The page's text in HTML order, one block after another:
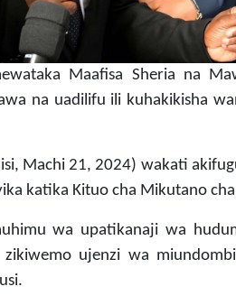
Maafisa Sheria na
na uadilifu ili kuhakikisha
Machi 21, 2024) wakati
katika Kituo cha Mikutano
wa upatikanaji wa
ujenzi wa